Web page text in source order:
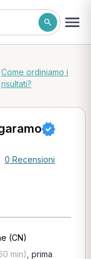
Come ordiniamo i
risultati?
0 Recensioni
(CN)
min) prima